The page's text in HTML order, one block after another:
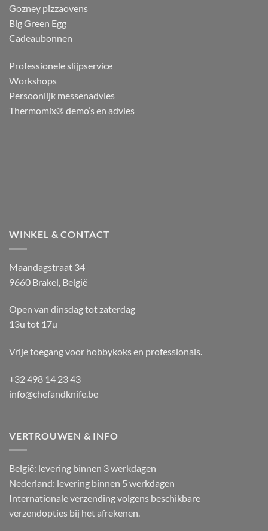
Gozney pizzaovens
Big Green Egg
Cadeaubonnen
Professionele slijpservice
Workshops
Persoonlijk messenadvies
Thermomix® demo’s en advies
WINKEL & CONTACT
Maandagstraat 34
9660 Brakel, België
Open van dinsdag tot zaterdag
13u tot 17u
Vrije toegang voor hobbykoks en professionals.
+32 498 14 23 43
info@chefandknife.be
VERTROUWEN & INFO
België: levering binnen 3 werkdagen
Nederland: levering binnen 5 werkdagen
Internationale verzending volgens beschikbare
verzendopties bij het afrekenen.